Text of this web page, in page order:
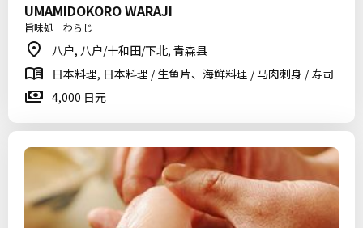
UMAMIDOKORO WARAJI
旨味処 わらじ
八户, 八户/十和田/下北, 青森县
日本料理, 日本料理 / 生鱼片、海鲜料理 / 马肉刺身 / 寿司
4,000 日元